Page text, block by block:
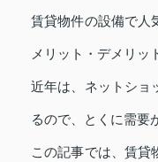
賃貸物件の設備で人
メリット・デメリッ
近年は、ネットショ
るので、とくに需要
この記事では、賃貸